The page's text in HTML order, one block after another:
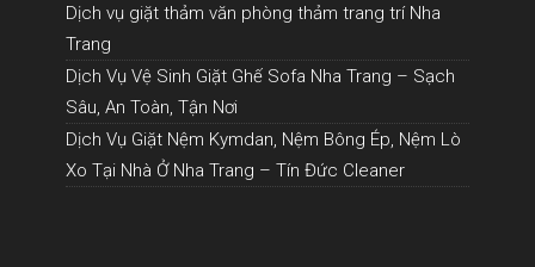
Dịch vụ giặt thảm văn phòng thảm trang trí Nha
Trang
Dịch Vụ Vệ Sinh Giặt Ghế Sofa Nha Trang – Sạch
Sâu, An Toàn, Tận Nơi
Dịch Vụ Giặt Nệm Kymdan, Nệm Bông Ép, Nệm Lò
Xo Tại Nhà Ở Nha Trang – Tín Đức Cleaner